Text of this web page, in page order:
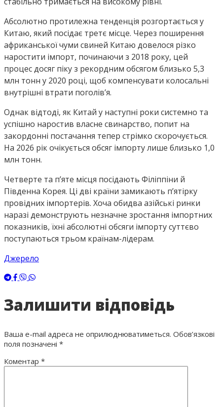
Абсолютно протилежна тенденція розгортається у
Китаю, який посідає третє місце. Через поширення
африканської чуми свиней Китаю довелося різко
наростити імпорт, починаючи з 2018 року, цей
процес досяг піку з рекордним обсягом близько 5,3
млн тонн у 2020 році, щоб компенсувати колосальні
внутрішні втрати поголів’я.
Однак відтоді, як Китай у наступні роки системно та
успішно наростив власне свинарство, попит на
закордонні постачання тепер стрімко скорочується.
На 2026 рік очікується обсяг імпорту лише близько 1,0
млн тонн.
Четверте та п’яте місця посідають Філіппіни й
Південна Корея. Ці дві країни замикають п’ятірку
провідних імпортерів. Хоча обидва азійські ринки
наразі демонструють незначне зростання імпортних
показників, їхні абсолютні обсяги імпорту суттєво
поступаються трьом країнам-лідерам.
Джерело
Залишити відповідь
Ваша e-mail адреса не оприлюднюватиметься. Обов’язкові
поля позначені *
Коментар *